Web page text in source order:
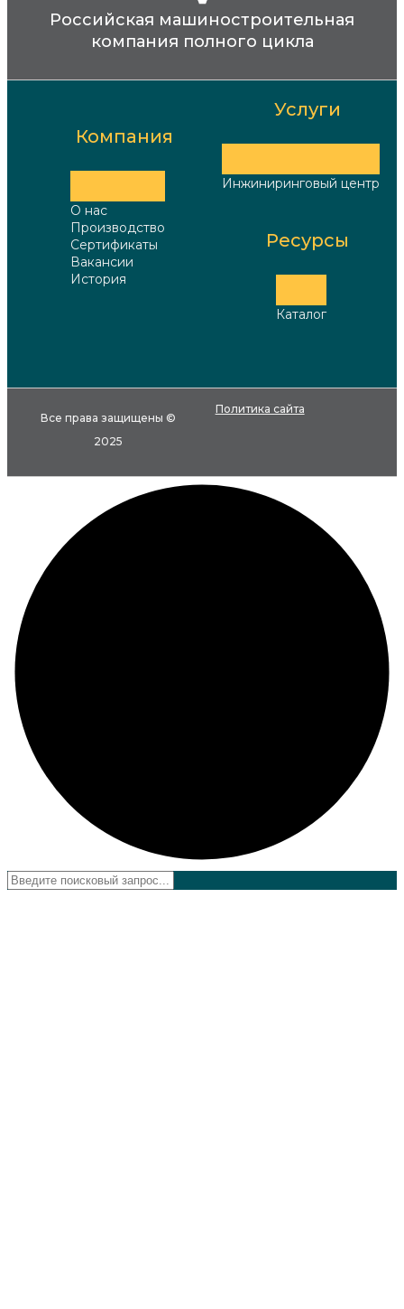
Российская машиностроительная
компания полного цикла
Компания
О нас
Производство
Сертификаты
Вакансии
История
Услуги
Инжиниринговый центр
Ресурсы
Каталог
Все права защищены ©
2025
Политика сайта